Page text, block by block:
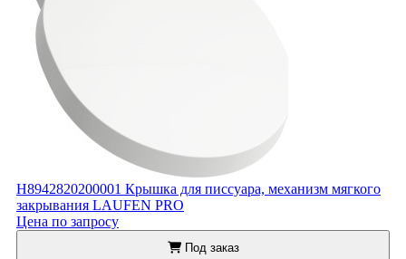
H8942820200001 Крышка для писсуара, механизм мягкого
закрывания LAUFEN PRO
Цена по запросу
Под заказ